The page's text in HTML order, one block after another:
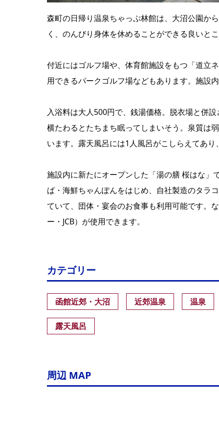
森町の日帰り温泉ちゃっぷ林館は、大沼公園か
く、のんびり身体を休めることができる良いと
付近にはゴルフ場や、体育館施設をもつ「道立
用できるパークゴルフ場などもあります。施設
入浴料は大人500円で、銭湯価格。脱衣場と併
横たわるとたちまち眠ってしまいそう。泉質は
います。露天風呂には1人風呂がこしらえてあ
施設内に新たにオープンした「湯の膳 桜はな
ば・海鮮ちゃんぽんをはじめ、自社製造のタラ
ていて、団体・宴会のお食事も利用可能です。
ー・JCB）が使用できます。
カテゴリー
函館近郊・大沼 近郊温泉 温泉
露天風呂
周辺 MAP